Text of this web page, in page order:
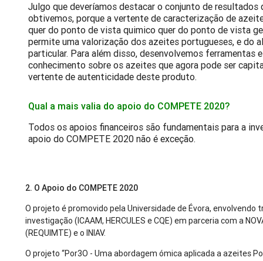
Julgo que deveríamos destacar o conjunto de resultados
obtivemos, porque a vertente de caracterização de
quer do ponto de vista quimico quer do ponto de vista
permite uma valorização dos azeites portugueses, e do
particular. Para além disso, desenvolvemos ferramentas
conhecimento sobre os azeites que agora pode ser
vertente de autenticidade deste produto.
Qual a mais valia do apoio do COMPETE 2020?
Todos os apoios financeiros são fundamentais para a
apoio do COMPETE 2020 não é exceção.
2. O Apoio do COMPETE 2020
O projeto é promovido pela Universidade de Évora, envolvendo
investigação (ICAAM, HERCULES e CQE) em parceria com a
(REQUIMTE) e o INIAV.
O projeto “Por3O - Uma abordagem ómica aplicada a azeites